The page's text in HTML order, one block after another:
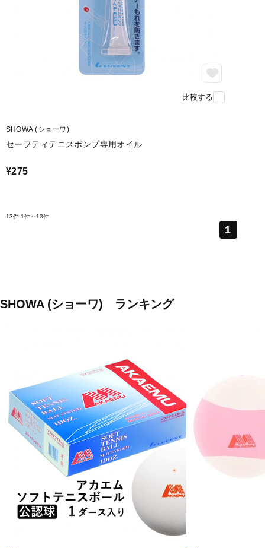
比較する
SHOWA (ショーワ)
セーフティテニスポンプ専用オイル
¥275
13件 1件～13件
1
SHOWA (ショーワ) ランキング